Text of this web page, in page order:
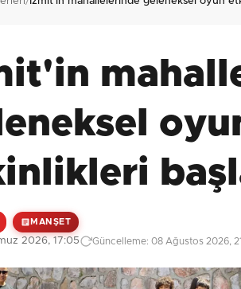
MANŞET
2026, 17:05 Güncelleme: 08 Ağustos 2026,